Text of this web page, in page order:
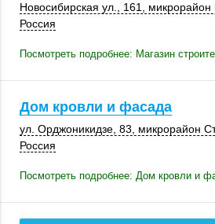
Новосибирская ул. 161 ,
Россия
Посмотреть подробнее: Магазин
Дом кровли и фасада
ул. Орджоникидзе, 83, микрорайон
Россия
Посмотреть подробнее: Дом кровли и